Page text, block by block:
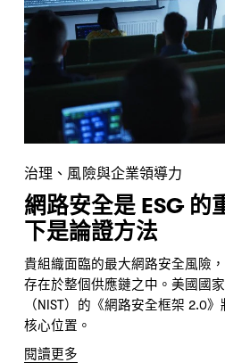
治理、風險與企業領導力
網路安全是 ESG
下是論證方法
貴組織面臨的最大網路安全風險
存在於整個供應鏈之中。美國國
（NIST）的《網路安全框架 2.0
核心位置。
閱讀更多